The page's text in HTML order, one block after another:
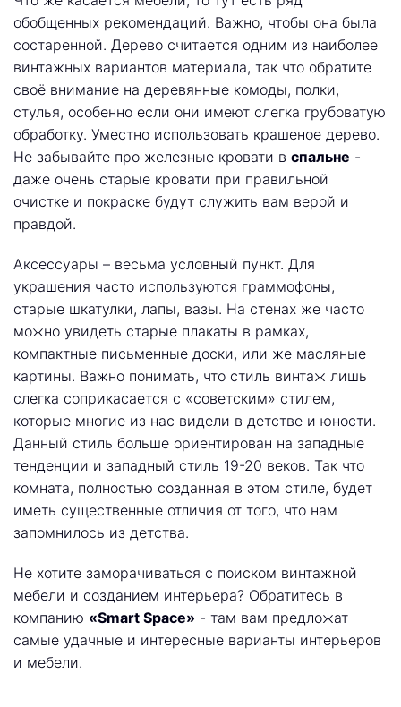
обобщенных рекомендаций. Важно, чтобы она была
состаренной. Дерево считается одним из наиболее
винтажных вариантов материала, так что обратите
своё внимание на деревянные комоды, полки,
стулья, особенно если они имеют слегка грубоватую
обработку. Уместно использовать крашеное дерево.
Не забывайте про железные кровати в спальне -
даже очень старые кровати при правильной
очистке и покраске будут служить вам верой и
правдой.
Аксессуары – весьма условный пункт. Для
украшения часто используются граммофоны,
старые шкатулки, лапы, вазы. На стенах же часто
можно увидеть старые плакаты в рамках,
компактные письменные доски, или же масляные
картины. Важно понимать, что стиль винтаж лишь
слегка соприкасается с «советским» стилем,
которые многие из нас видели в детстве и юности.
Данный стиль больше ориентирован на западные
тенденции и западный стиль 19-20 веков. Так что
комната, полностью созданная в этом стиле, будет
иметь существенные отличия от того, что нам
запомнилось из детства.
Не хотите заморачиваться с поиском винтажной
мебели и созданием интерьера? Обратитесь в
компанию «Smart Space» - там вам предложат
самые удачные и интересные варианты интерьеров
и мебели.